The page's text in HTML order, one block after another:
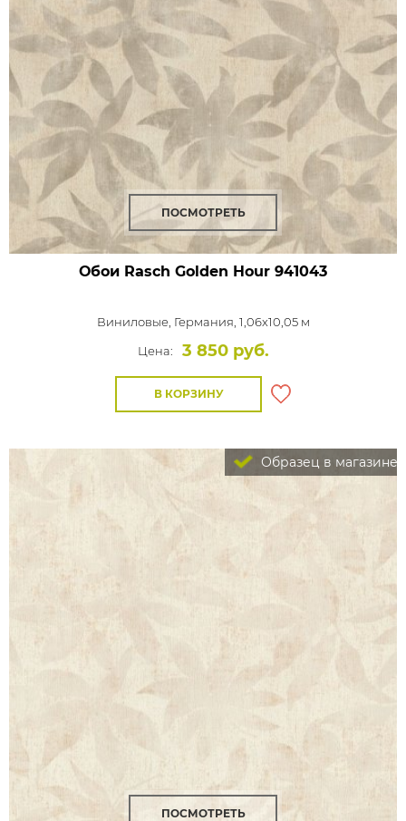
ПОСМОТРЕТЬ
Обои Rasch Golden Hour 941043
Виниловые, Германия, 1,06x10,05 м
Цена:
3 850 руб.
В КОРЗИНУ
Образец в магазине
ПОСМОТРЕТЬ